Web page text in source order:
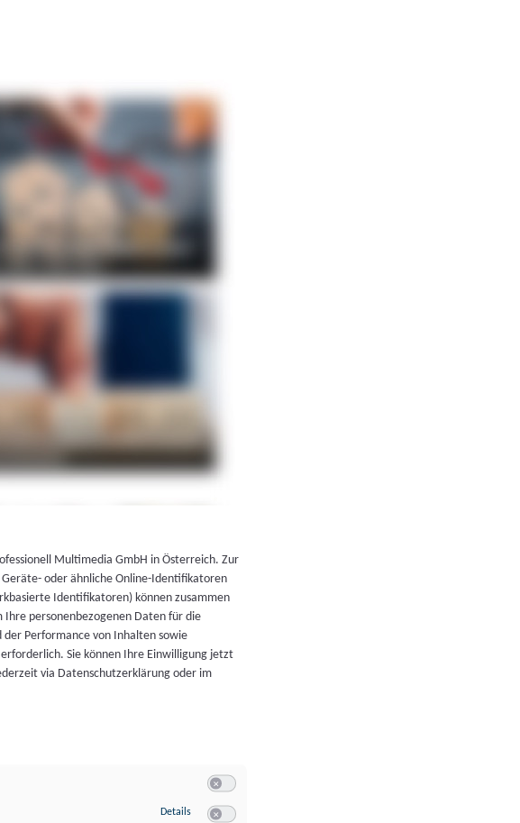
Multimedia GmbH in Österreich. Zur
Geräte- oder ähnliche Online-Identifikatoren
Identifikatoren) können zusammen
personenbezogenen Daten für die
Performance von Inhalten sowie
Sie können Ihre Einwilligung jetzt
via Datenschutzerklärung oder im
Details zu Speichern von oder Zugriff auf Informationen auf einem Endgerät